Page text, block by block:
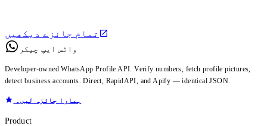
تمام جائزے دیکھیں
واٹس ایپ چیکر
Developer-owned WhatsApp Profile API. Verify numbers, fetch profile pictures,
detect business accounts. Direct, RapidAPI, and Apify — identical JSON.
ہمارا جائزہ لیں۔
Product